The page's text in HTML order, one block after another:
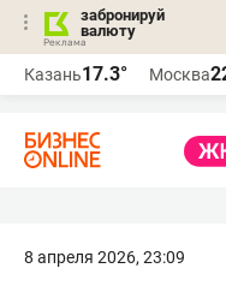
забронируй
валюту
Казань17.3° Москва
8 апреля 2026, 23:09